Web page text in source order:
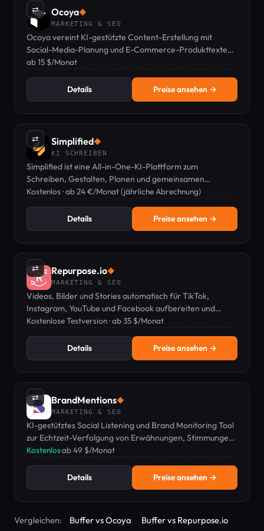
⇄ Ocoya◆
MARKETING & SEO
Ocoya vereint KI-gestützte Content-Erstellung mit
Social-Media-Planung und E-Commerce-Produkttexten
in einem Dashboard.
ab 15 $/Monat
Details Preise ansehen →
⇄ Simplified◆
KI SCHREIBEN
Simplified ist eine All-in-One-KI-Plattform zum
Schreiben, Gestalten, Planen und gemeinsamen
Bearbeiten von Marketinginhalten.
Kostenlos · ab 24 €/Monat (jährliche Abrechnung)
Details Preise ansehen →
⇄ Repurpose.io◆
MARKETING & SEO
Videos, Bilder und Stories automatisch für TikTok,
Instagram, YouTube und Facebook aufbereiten und
cross-posten – Wasserzeichen entfernt, völlig
Kostenlose Testversion · ab 35 $/Monat
Details Preise ansehen →
⇄ BrandMentions◆
MARKETING & SEO
KI-gestütztes Social Listening und Brand Monitoring Tool
zur Echtzeit-Verfolgung von Erwähnungen, Stimmungen
und Wettbewerbern.
Kostenlos·ab 49 $/Monat
Details Preise ansehen →
Vergleichen: Buffer vs Ocoya
Buffer vs Repurpose.io